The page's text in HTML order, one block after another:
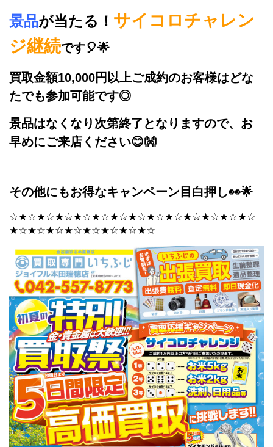
景品が当たる！ サイコロチャレン
ジ継続です🎈🌟
買取金額10,000円以上ご成約のお客様はどな
たでも参加可能です◎
景品はなくなり次第終了となりますので、お
早めにご来店ください😊👐
その他にもお得なキャンペーン目白押し👀🌟
☆★☆★☆★☆★☆★☆★☆★☆★☆★☆★☆★☆★☆★☆
★☆★☆★☆★☆★☆★☆★☆★☆